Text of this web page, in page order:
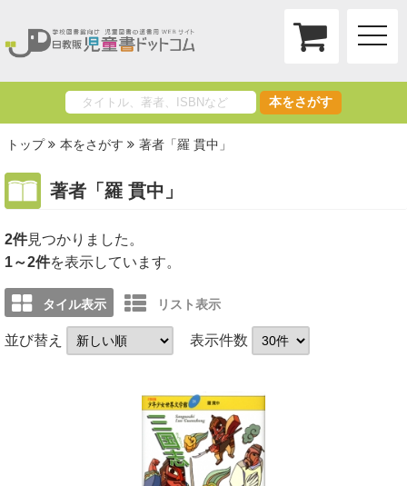
toggle
本をさがす
トップ 本をさがす 著者「羅 貫中」
著者「羅 貫中」
2件
1～2件を表示しています。
タイル表示 リスト表示
並び替え 表示件数